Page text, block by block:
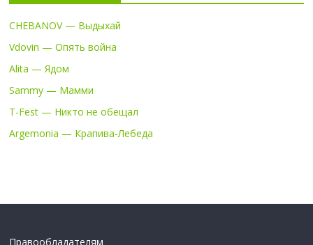
CHEBANOV — Выдыхай
Vdovin — Опять война
Alita — Ядом
Sammy — Мамми
T-Fest — Никто не обещал
Argemonia — Крапива-Лебеда
Правообладателям